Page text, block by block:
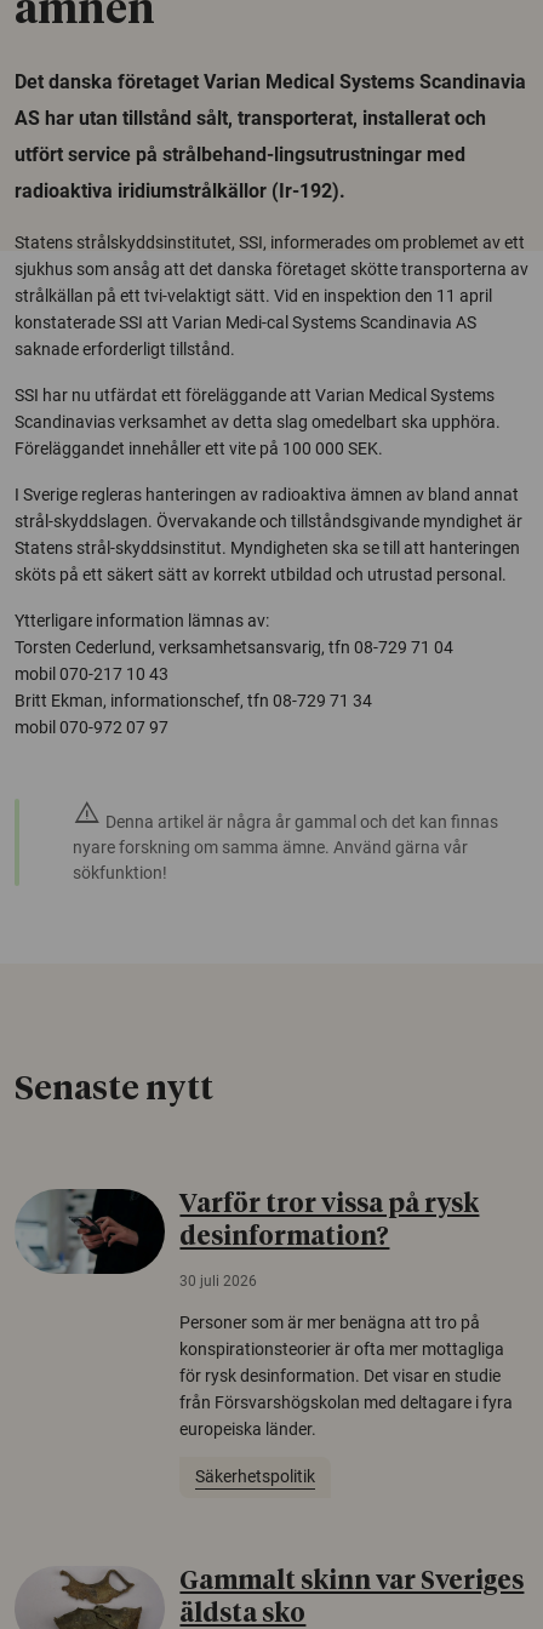
ämnen
Det danska företaget Varian Medical Systems Scandinavia
AS har utan tillstånd sålt, transporterat, installerat och
utfört service på strålbehand-lingsutrustningar med
radioaktiva iridiumstrålkällor (Ir-192).
Statens strålskyddsinstitutet, SSI, informerades om problemet av ett
sjukhus som ansåg att det danska företaget skötte transporterna av
strålkällan på ett tvi-velaktigt sätt. Vid en inspektion den 11 april
konstaterade SSI att Varian Medi-cal Systems Scandinavia AS
saknade erforderligt tillstånd.
SSI har nu utfärdat ett föreläggande att Varian Medical Systems
Scandinavias verksamhet av detta slag omedelbart ska upphöra.
Föreläggandet innehåller ett vite på 100 000 SEK.
I Sverige regleras hanteringen av radioaktiva ämnen av bland annat
strål-skyddslagen. Övervakande och tillståndsgivande myndighet är
Statens strål-skyddsinstitut. Myndigheten ska se till att hanteringen
sköts på ett säkert sätt av korrekt utbildad och utrustad personal.
Ytterligare information lämnas av:
Torsten Cederlund, verksamhetsansvarig, tfn 08-729 71 04
mobil 070-217 10 43
Britt Ekman, informationschef, tfn 08-729 71 34
mobil 070-972 07 97
warning Denna artikel är några år gammal och det kan finnas
nyare forskning om samma ämne. Använd gärna vår
sökfunktion!
Senaste nytt
Varför tror vissa på rysk
desinformation?
30 juli 2026
Personer som är mer benägna att tro på
konspirationsteorier är ofta mer mottagliga
för rysk desinformation. Det visar en studie
från Försvarshögskolan med deltagare i fyra
europeiska länder.
Säkerhetspolitik
Gammalt skinn var Sveriges
äldsta sko